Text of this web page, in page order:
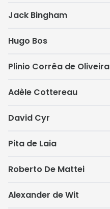
Jack Bingham
Hugo Bos
Plinio Corrêa de Oliveira
Adèle Cottereau
David Cyr
Pita de Laia
Roberto De Mattei
Alexander de Wit